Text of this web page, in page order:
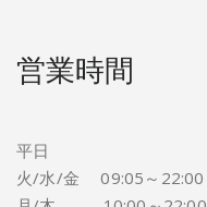
営業時間
平日
火/水/金 09:05～22:00